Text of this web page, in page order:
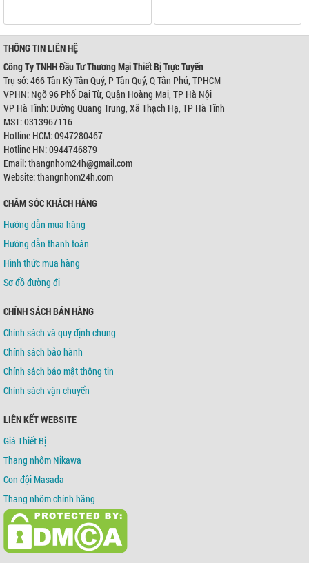
THÔNG TIN LIÊN HỆ
Công Ty TNHH Đầu Tư Thương Mại Thiết Bị Trực Tuyến
Trụ sở: 466 Tân Kỳ Tân Quý, P Tân Quý, Q Tân Phú, TPHCM
VPHN: Ngõ 96 Phố Đại Từ, Quận Hoàng Mai, TP Hà Nội
VP Hà Tĩnh: Đường Quang Trung, Xã Thạch Hạ, TP Hà Tĩnh
MST: 0313967116
Hotline HCM: 0947280467
Hotline HN: 0944746879
Email: thangnhom24h@gmail.com
Website: thangnhom24h.com
CHĂM SÓC KHÁCH HÀNG
Hướng dẫn mua hàng
Hướng dẫn thanh toán
Hình thức mua hàng
Sơ đồ đường đi
CHÍNH SÁCH BÁN HÀNG
Chính sách và quy định chung
Chính sách bảo hành
Chính sách bảo mật thông tin
Chính sách vận chuyển
LIÊN KẾT WEBSITE
Giá Thiết Bị
Thang nhôm Nikawa
Con đội Masada
Thang nhôm chính hãng